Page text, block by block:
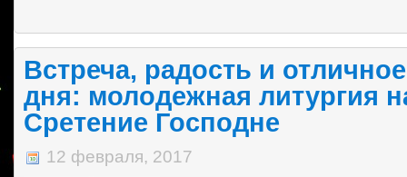
Встреча, радость и
дня: молодежная литургия
Сретение Господне
12 февраля, 2017